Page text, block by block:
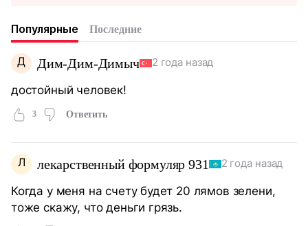
Популярные Последние
Д Дим-Дим-Димыч 2 года назад
достойный человек!
3 Ответить
Л лекарственный формуляр 931 2 года назад
Когда у меня на счету будет 20 лямов зелени,
тоже скажу, что деньги грязь.